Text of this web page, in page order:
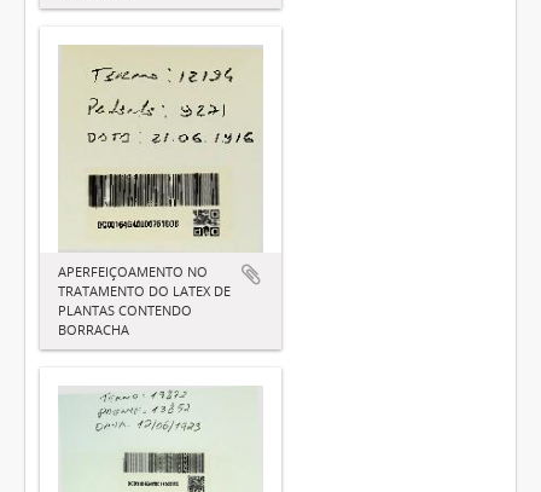
APERFEIÇOAMENTO NO
TRATAMENTO DO LATEX DE
PLANTAS CONTENDO
BORRACHA